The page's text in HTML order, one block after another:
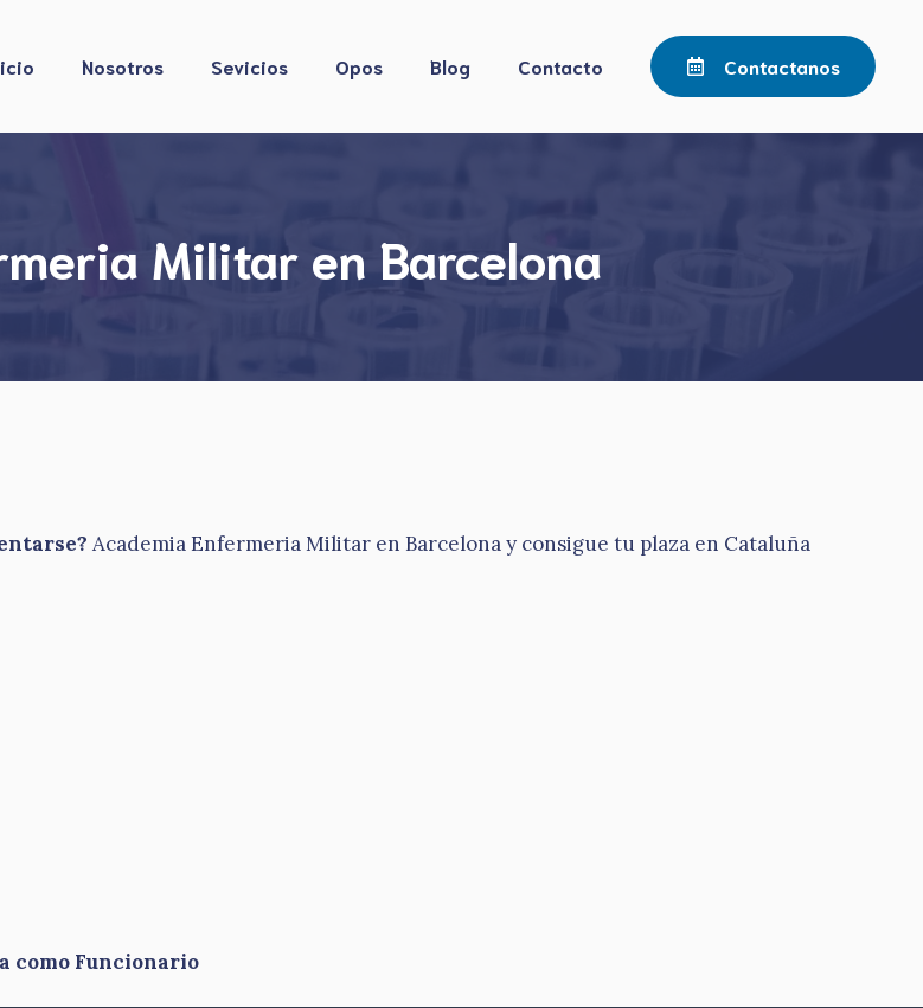
Nosotros Sevicios Opos Blog Contacto Contactanos
Militar en Barcelona
Academia Enfermeria Militar en Barcelona y consigue tu plaza en Cataluña
como Funcionario